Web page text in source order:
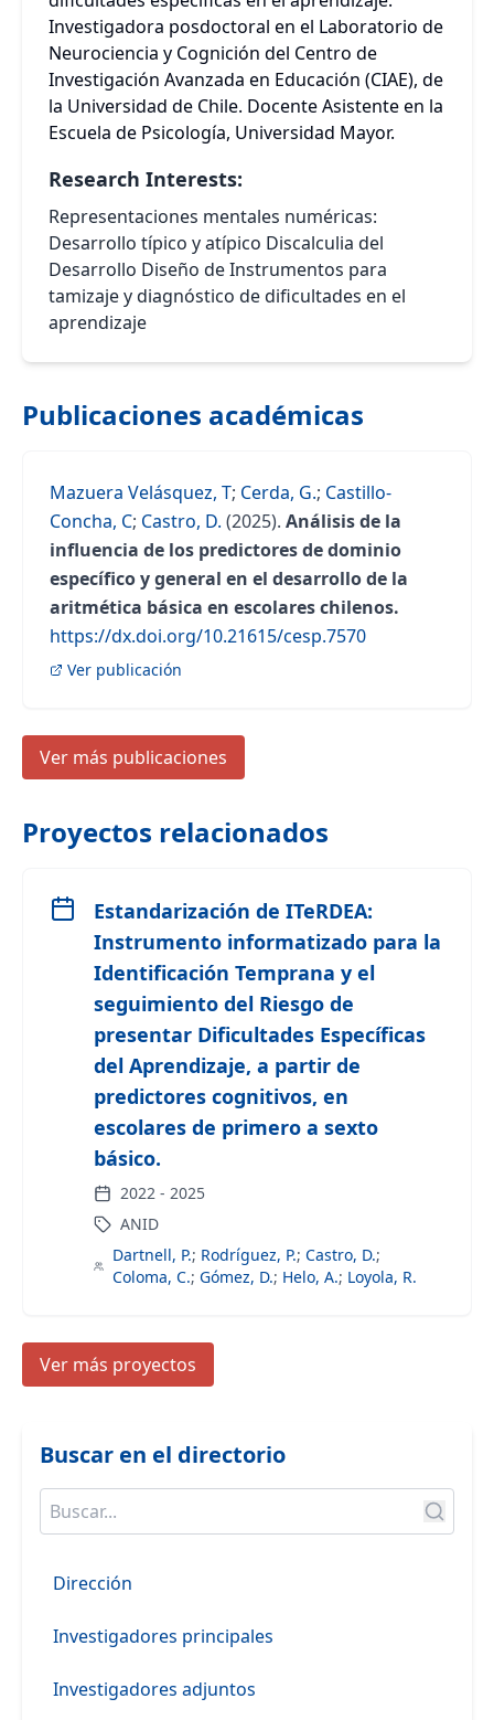
Investigadora posdoctoral en el Laboratorio de
Neurociencia y Cognición del Centro de
Investigación Avanzada en Educación (CIAE), de
la Universidad de Chile. Docente Asistente en la
Escuela de Psicología, Universidad Mayor.
Research Interests:
Representaciones mentales numéricas:
Desarrollo típico y atípico Discalculia del
Desarrollo Diseño de Instrumentos para
tamizaje y diagnóstico de dificultades en el
aprendizaje
Publicaciones académicas
Mazuera Velásquez, T; Cerda, G.; Castillo-
Concha, C; Castro, D. (2025). Análisis de la
influencia de los predictores de dominio
específico y general en el desarrollo de la
aritmética básica en escolares chilenos.
https://dx.doi.org/10.21615/cesp.7570
Ver publicación
Ver más publicaciones
Proyectos relacionados
Estandarización de ITeRDEA:
Instrumento informatizado para la
Identificación Temprana y el
seguimiento del Riesgo de
presentar Dificultades Específicas
del Aprendizaje, a partir de
predictores cognitivos, en
escolares de primero a sexto
básico.
2022 - 2025
ANID
Dartnell, P.; Rodríguez, P.;Castro, D.;
Coloma, C.;Gómez, D.; Helo, A.; Loyola, R.
Ver más proyectos
Buscar en el directorio
Dirección
Investigadores principales
Investigadores adjuntos